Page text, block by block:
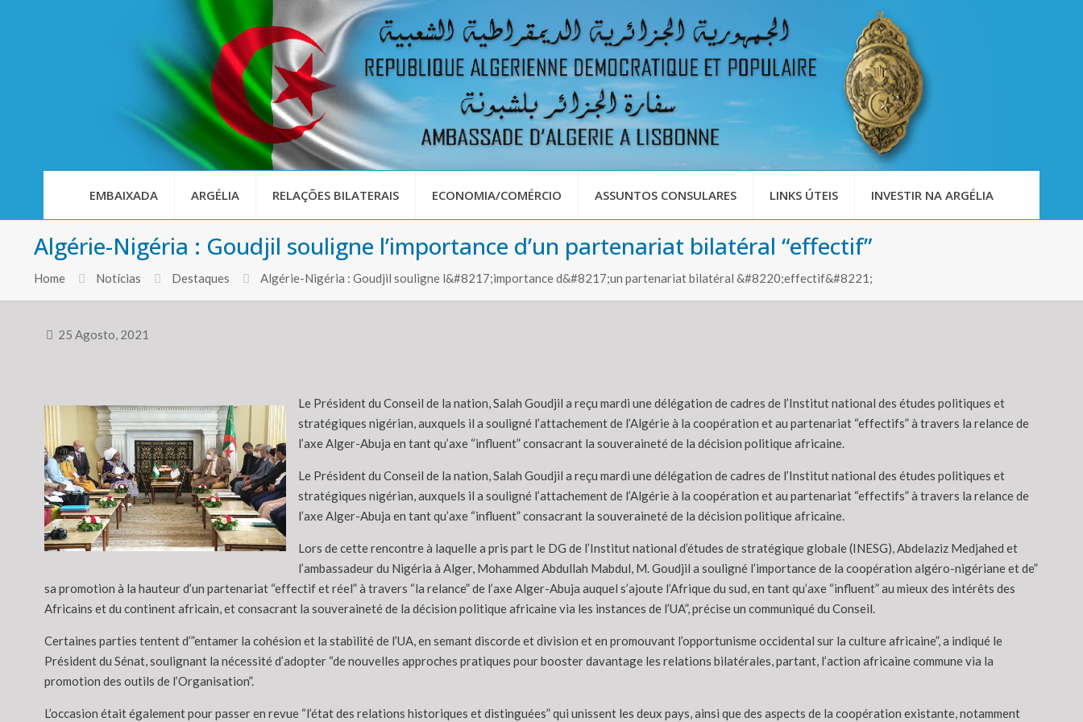
EMBAIXADA ARGÉLIA RELAÇÕES BILATERAIS ECONOMIA/COMÉRCIO ASSUNTOS CONSULARES LINKS ÚTEIS INVESTIR NA ARGÉLIA
Algérie-Nigéria : Goudjil souligne l’importance d’un partenariat bilatéral “effectif”
Home Notícias Destaques Algérie-Nigéria : Goudjil souligne l&#8217;importance d&#8217;un partenariat bilatéral &#8220;effectif&#8221;
25 Agosto, 2021
Le Président du Conseil de la nation, Salah Goudjil a reçu mardi une délégation de cadres de l’Institut national des études politiques et
stratégiques nigérian, auxquels il a souligné l’attachement de l’Algérie à la coopération et au partenariat “effectifs” à travers la relance de
l’axe Alger-Abuja en tant qu’axe “influent” consacrant la souveraineté de la décision politique africaine.
Le Président du Conseil de la nation, Salah Goudjil a reçu mardi une délégation de cadres de l’Institut national des études politiques et
stratégiques nigérian, auxquels il a souligné l’attachement de l’Algérie à la coopération et au partenariat “effectifs” à travers la relance de
l’axe Alger-Abuja en tant qu’axe “influent” consacrant la souveraineté de la décision politique africaine.
Lors de cette rencontre à laquelle a pris part le DG de l’Institut national d’études de stratégique globale (INESG), Abdelaziz Medjahed et
l’ambassadeur du Nigéria à Alger, Mohammed Abdullah Mabdul, M. Goudjil a souligné l’importance de la coopération algéro-nigériane et de”
sa promotion à la hauteur d’un partenariat “effectif et réel” à travers “la relance” de l’axe Alger-Abuja auquel s’ajoute l’Afrique du sud, en tant qu’axe “influent” au mieux des intérêts des
Africains et du continent africain, et consacrant la souveraineté de la décision politique africaine via les instances de l’UA”, précise un communiqué du Conseil.
Certaines parties tentent d’”entamer la cohésion et la stabilité de l’UA, en semant discorde et division et en promouvant l’opportunisme occidental sur la culture africaine”, a indiqué le
Président du Sénat, soulignant la nécessité d’adopter “de nouvelles approches pratiques pour booster davantage les relations bilatérales, partant, l’action africaine commune via la
promotion des outils de l’Organisation”.
L’occasion était également pour passer en revue “l’état des relations historiques et distinguées” qui unissent les deux pays, ainsi que des aspects de la coopération existante, notamment